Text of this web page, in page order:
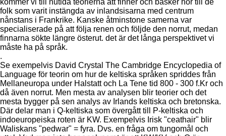
kommer vi till nutida teorierna att finner och basker hör till de
folk som varit instängda av inlandsisarna med centrum
nånstans i Frankrike. Kanske åtminstone samerna var
specialiserade på att följa renen och följde den norrut, medan
finnarna sökte längre österut. det är det långa perspektivet vi
måste ha på språk.
.
Se exempelvis David Crystal The Cambridge Encyclopedia of
Language för teorin om hur de keltiska språken spriddes från
Mellaneuropa under Halstatt och La Tene tid 800 - 300 f.Kr och
då även norrut. Men mesta av analysen blir teorier och det
mesta bygger på sen analys av Irlands keltiska och bretonska.
Där delar man i Q-keltiska som övergått till P-keltiska och
indoeuropeiska roten är KW. Exempelvis Irisk "ceathair" blir
Waliskans "pedwar" = fyra. Dvs. en fråga om tungomål och